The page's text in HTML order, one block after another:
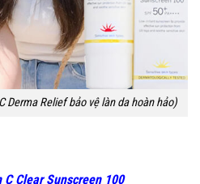
Derma Relief bảo vệ làn da hoàn hảo)
Clear Sunscreen 100